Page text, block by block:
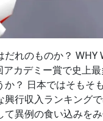
だれのものか？
カデミー賞で史上
か？ 日本ではそも
行収入ランキング
て異例の食い込みを